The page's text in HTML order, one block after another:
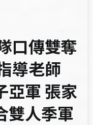
口傳雙奪
導老師
亞軍 張家
雙人季軍